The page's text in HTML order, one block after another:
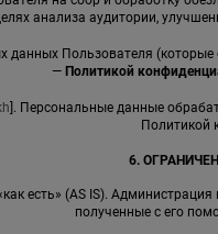
анализа аудитории,
данных Пользователя
— Политикой
]. Персональные данные
Политикой
6.
есть» (AS IS).
полученные с его